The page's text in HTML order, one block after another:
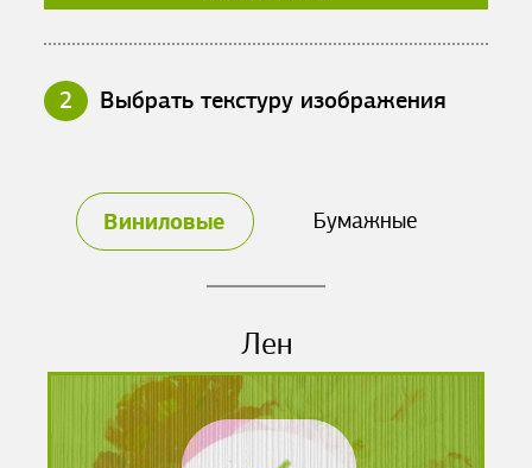
2 Выбрать текстуру изображения
Виниловые Бумажные
Лен